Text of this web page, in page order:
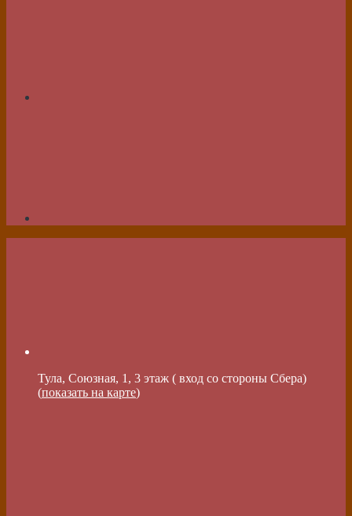
Тула, Союзная, 1, 3 этаж ( вход со стороны Сбера)
(показать на карте)